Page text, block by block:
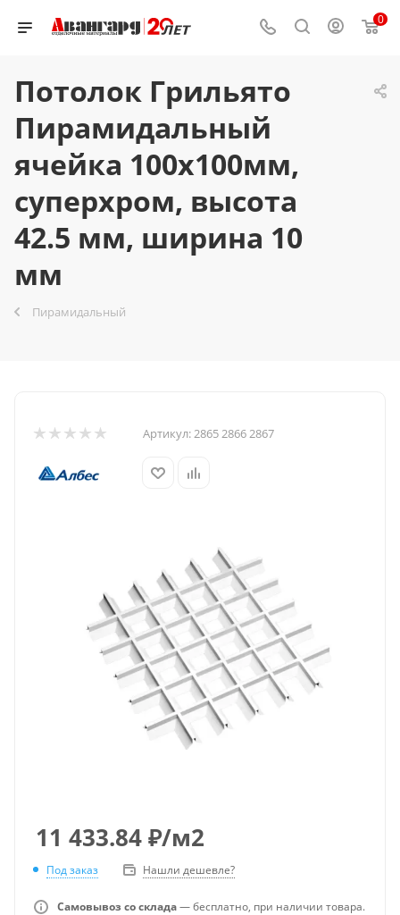
0
Потолок Грильято
Пирамидальный
ячейка 100х100мм,
суперхром, высота
42.5 мм, ширина 10
мм
Пирамидальный
Артикул:2865 2866 2867
11 433.84₽/м2
Под заказ Нашли дешевле?
Самовывоз со склада— бесплатно, при наличии товара.